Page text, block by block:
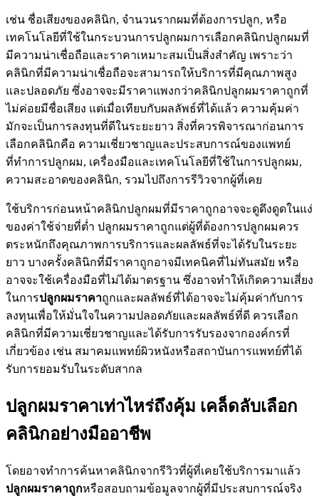
เช่น ชื่อเสียงของคลินิก, จำนวนรากผมที่ต้องการปลูก, หรือ
เทคโนโลยีที่ใช้ในกระบวนการปลูกผมการเลือกคลินิกปลูกผมที่
มีความน่าเชื่อถือและราคาเหมาะสมเป็นสิ่งสำคัญ เพราะว่า
คลินิกที่มีความน่าเชื่อถือจะสามารถให้บริการที่มีคุณภาพสูง
และปลอดภัย ซึ่งอาจจะมีราคาแพงกว่าคลินิกปลูกผมราคาถูกที่
ไม่ค่อยมีชื่อเสียง แต่เมื่อเทียบกับผลลัพธ์ที่ได้แล้ว ความคุ้มค่า
มักจะเป็นการลงทุนที่ดีในระยะยาว สิ่งที่ควรพิจารณาก่อนการ
เลือกคลินิกคือ ความเชี่ยวชาญและประสบการณ์ของแพทย์
ที่ทำการปลูกผม, เครื่องมือและเทคโนโลยีที่ใช้ในการปลูกผม,
ความสะอาดของคลินิก, รวมไปถึงการรีวิวจากผู้ที่เคย
ใช้บริการก่อนหน้าคลินิกปลูกผมที่มีราคาถูกอาจจะดูดึงดูดในแง่
ของค่าใช้จ่ายที่ต่ำ ปลูกผมราคาถูกแต่ผู้ที่ต้องการปลูกผมควร
ตระหนักถึงคุณภาพการบริการและผลลัพธ์ที่จะได้รับในระยะ
ยาว บางครั้งคลินิกที่มีราคาถูกอาจมีเทคนิคที่ไม่ทันสมัย หรือ
อาจจะใช้เครื่องมือที่ไม่ได้มาตรฐาน ซึ่งอาจทำให้เกิดความเสี่ยง
ในการปลูกผมราคาถูกและผลลัพธ์ที่ได้อาจจะไม่คุ้มค่ากับการ
ลงทุนเพื่อให้มั่นใจในความปลอดภัยและผลลัพธ์ที่ดี ควรเลือก
คลินิกที่มีความเชี่ยวชาญและได้รับการรับรองจากองค์กรที่
เกี่ยวข้อง เช่น สมาคมแพทย์ผิวหนังหรือสถาบันการแพทย์ที่ได้
รับการยอมรับในระดับสากล
ปลูกผมราคาเท่าไหร่ถึงคุ้ม เคล็ดลับเลือก
คลินิกอย่างมืออาชีพ
โดยอาจทำการค้นหาคลินิกจากรีวิวที่ผู้ที่เคยใช้บริการมาแล้ว
ปลูกผมราคาถูกหรือสอบถามข้อมูลจากผู้ที่มีประสบการณ์จริง